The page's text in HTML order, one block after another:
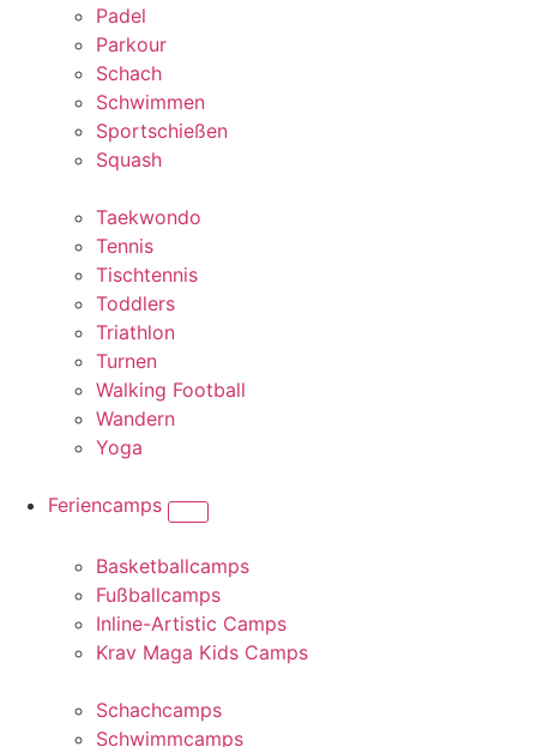
Padel
Parkour
Schach
Schwimmen
Sportschießen
Squash
Taekwondo
Tennis
Tischtennis
Toddlers
Triathlon
Turnen
Walking Football
Wandern
Yoga
Feriencamps
Basketballcamps
Fußballcamps
Inline-Artistic Camps
Krav Maga Kids Camps
Schachcamps
Schwimmcamps